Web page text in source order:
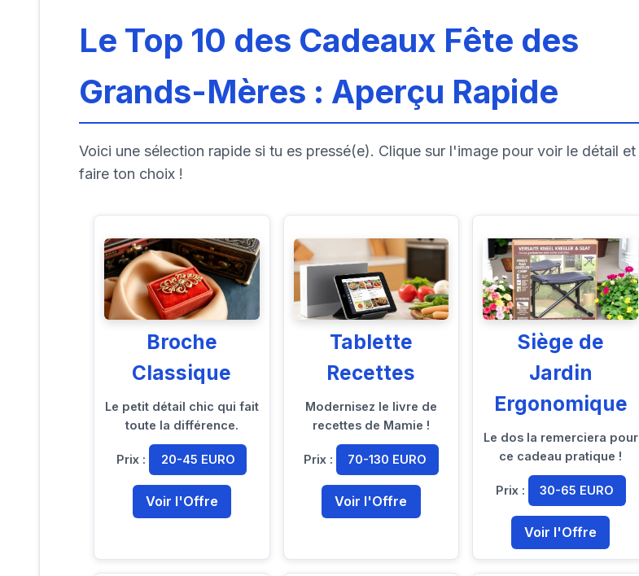
Le Top 10 des Cadeaux Fête des
Grands-Mères : Aperçu Rapide
Voici une sélection rapide si tu es pressé(e). Clique sur l'image pour voir le détail et
faire ton choix !
Broche
Classique
Le petit détail chic qui fait
toute la différence.
Prix : 20-45 EURO
Voir l'Offre
Tablette
Recettes
Modernisez le livre de
recettes de Mamie !
Prix : 70-130 EURO
Voir l'Offre
Siège de
Jardin
Ergonomique
Le dos la remerciera pour
ce cadeau pratique !
Prix : 30-65 EURO
Voir l'Offre